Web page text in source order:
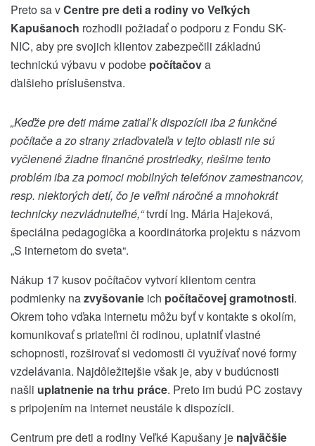
Preto sa vCentre pre deti a rodiny vo Veľkých
Kapušanoch rozhodli požiadať o podporu z Fondu SK-
NIC, aby pre svojich klientov zabezpečili základnú
technickú výbavu v podobe počítačova
ďalšieho príslušenstva.
„Keďže pre deti máme zatiaľ k dispozícii iba 2 funkčné
počítače a zo strany zriaďovateľa vtejto oblasti nie sú
vyčlenené žiadne finančné prostriedky, riešime tento
problém iba za pomoci mobilných telefónov zamestnancov,
resp. niektorých detí, čo je veľmi náročné a mnohokrát
technicky nezvládnuteľné,“tvrdí Ing. Mária Hajeková,
špeciálna pedagogička a koordinátorka projektu s názvom
„S internetom do sveta“.
Nákup 17 kusov počítačov vytvorí klientom centra
podmienky nazvyšovanie ich počítačovej gramotnosti.
Okrem toho vďaka internetu môžu byť v kontakte s okolím,
komunikovať s priateľmi či rodinou, uplatniť vlastné
schopnosti, rozširovať si vedomosti či využívať nové formy
vzdelávania. Najdôležitejšie však je, aby v budúcnosti
našli uplatnenie na trhu práce. Preto im budú PC zostavy
s pripojením na internet neustále k dispozícii.
Centrum pre deti a rodiny Veľké Kapušany je najväčšie